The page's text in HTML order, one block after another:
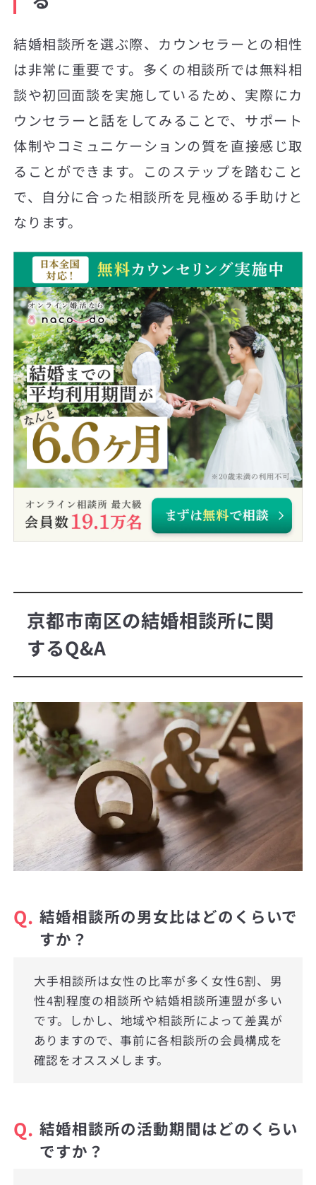
結婚相談所を選ぶ際、カウンセラーとの相性
は非常に重要です。多くの相談所では無料相
談や初回面談を実施しているため、実際にカ
ウンセラーと話をしてみることで、サポート
体制やコミュニケーションの質を直接感じ取
ることができます。このステップを踏むこと
で、自分に合った相談所を見極める手助けと
なります。
京都市南区の結婚相談所に関
するQ&A
Q. 結婚相談所の男女比はどのくらいで
すか？
大手相談所は女性の比率が多く女性6割、男
性4割程度の相談所や結婚相談所連盟が多い
です。しかし、地域や相談所によって差異が
ありますので、事前に各相談所の会員構成を
確認をオススメします。
Q. 結婚相談所の活動期間はどのくらい
ですか？